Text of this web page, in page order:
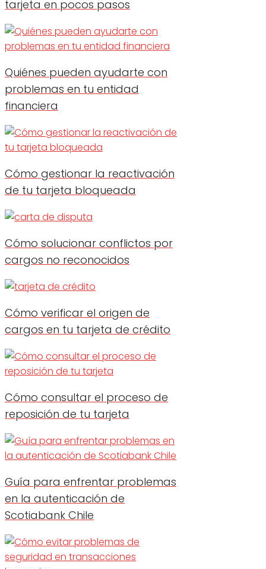
tarjeta en pocos pasos
Quiénes pueden ayudarte con
problemas en tu entidad
financiera
Cómo gestionar la reactivación
de tu tarjeta bloqueada
Cómo solucionar conflictos por
cargos no reconocidos
Cómo verificar el origen de
cargos en tu tarjeta de crédito
Cómo consultar el proceso de
reposición de tu tarjeta
Guía para enfrentar problemas
en la autenticación de
Scotiabank Chile